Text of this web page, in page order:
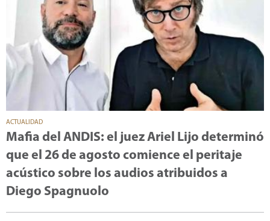
ACTUALIDAD
Mafia del ANDIS: el juez Ariel Lijo determinó
que el 26 de agosto comience el peritaje
acústico sobre los audios atribuidos a
Diego Spagnuolo